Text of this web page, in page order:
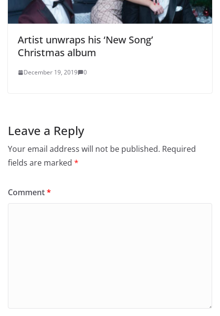
Artist unwraps his ‘New Song’
Christmas album
December 19, 2019 0
Leave a Reply
Your email address will not be published. Required
fields are marked *
Comment*